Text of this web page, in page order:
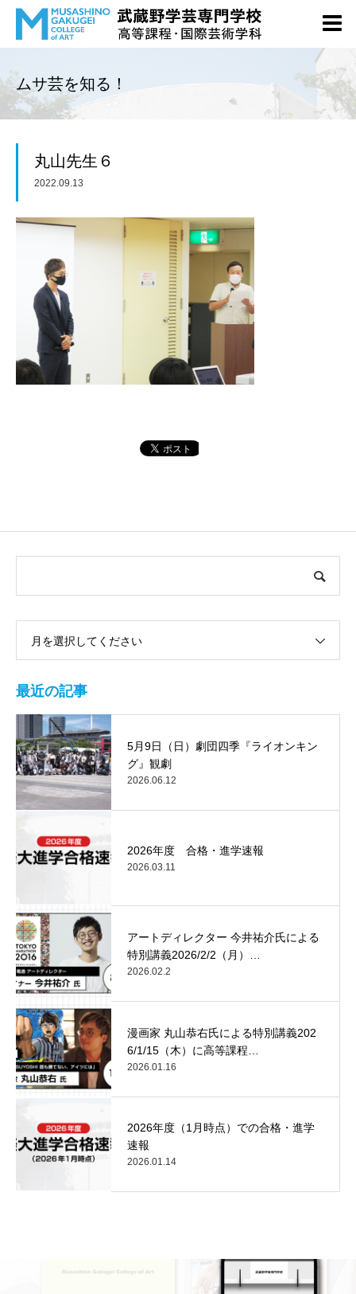
ムサ芸を知る！
丸山先生６
2022.09.13
月を選択してください
最近の記事
5月9日（日）劇団四季『ライオンキン
グ』観劇
2026.06.12
2026年度 合格・進学速報
2026.03.11
アートディレクター 今井祐介氏による
特別講義2026/2/2（月）…
2026.02.2
漫画家 丸山恭右氏による特別講義202
6/1/15（木）に高等課程…
2026.01.16
2026年度（1月時点）での合格・進学
速報
2026.01.14